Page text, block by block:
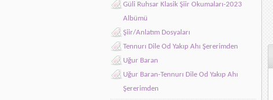
Güli Ruhsar Klasik Şiir Okumaları-2023
Albümü
Şiir/Anlatım Dosyaları
Tennurı Dile Od Yakıp Ahı Şererimden
Uğur Baran
Uğur Baran-Tennurı Dile Od Yakıp Ahı
Şererimden